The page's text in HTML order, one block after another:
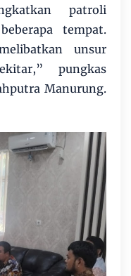
patroli
tempat.
unsur
pungkas
Manurung.